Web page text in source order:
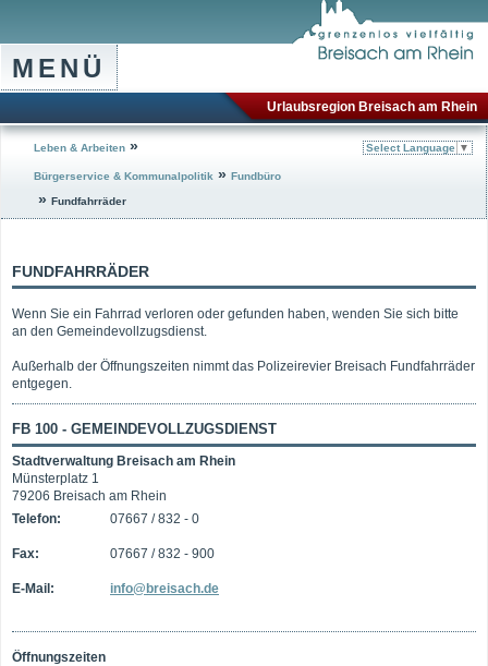
MENÜ
Urlaubsregion Breisach am Rhein
Leben & Arbeiten »
Bürgerservice & Kommunalpolitik » Fundbüro
» Fundfahrräder
Select Language ▼
FUNDFAHRRÄDER
Wenn Sie ein Fahrrad verloren oder gefunden haben, wenden Sie sich bitte
an den Gemeindevollzugsdienst.
Außerhalb der Öffnungszeiten nimmt das Polizeirevier Breisach Fundfahrräder
entgegen.
FB 100 - GEMEINDEVOLLZUGSDIENST
Stadtverwaltung Breisach am Rhein
Münsterplatz 1
79206 Breisach am Rhein
Telefon:
07667 / 832 - 0
Fax: 07667 / 832 - 900
E-Mail: info@breisach.de
Öffnungszeiten